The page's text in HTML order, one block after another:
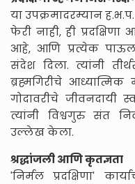
या उपक्रमादरम्यान ह.भ.प.
फेरी नाही, ही
आहे, आणि प्रत्येक पाऊल
संदेश दिला. त्यांनी
ब्रह्मगिरीचे आध्यात्मिक
गोदावरीचे जीवनदायी
त्यांनी विश्वगुरु संत
उल्लेख केला.
श्रद्धांजली आणि कृतज्ञता
'निर्मल प्रदक्षिणा'